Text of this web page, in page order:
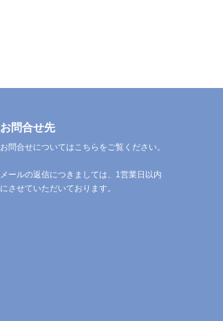
お問合せ先
お問合せについてはこちらをご覧ください。
メールの返信につきましては、1営業日以内
にさせていただいております。